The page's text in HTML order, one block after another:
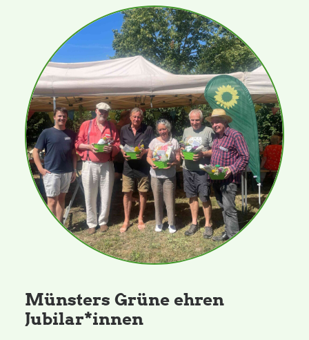
Arbeitsgruppen
Mitglied werden
Kommunalpolitik
Engagement-Sprechstunde
Grüne Jugend
CampusGrün
Münsters Grüne ehren
Jubilar*innen